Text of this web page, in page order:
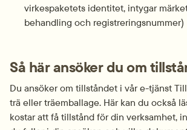
virkespaketets identitet, intygar
behandling och registreringsnummer)
Så här ansöker du om
Du ansöker om tillståndet i vår e-tjänst
trä eller träemballage. Här kan du också
kostar att få tillstånd för din verksamhet,